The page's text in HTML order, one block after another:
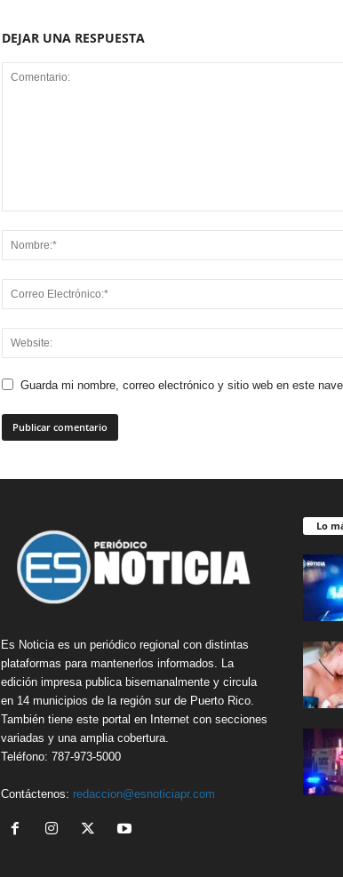
DEJAR UNA RESPUESTA
Guarda mi nombre, correo electrónico y sitio web en este
Es Noticia es un periódico regional con distintas
plataformas para mantenerlos informados. La
edición impresa publica bisemanalmente y circula
en 14 municipios de la región sur de Puerto Rico.
También tiene este portal en Internet con secciones
variadas y una amplia cobertura.
Teléfono: 787-973-5000
Contáctenos: redaccion@esnoticiapr.com
Lo